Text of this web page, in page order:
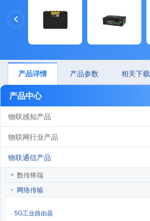
产品详情 产品参数 相关下载
产品中心
物联感知产品
物联网行业产品
物联通信产品
数传终端
网络传输
· 5G工业路由器